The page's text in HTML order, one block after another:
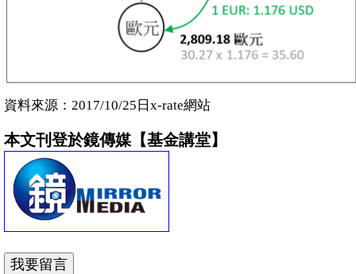
資料來源：2017/10/25日x-rate網站
本文刊登於鏡傳媒【基金講堂】